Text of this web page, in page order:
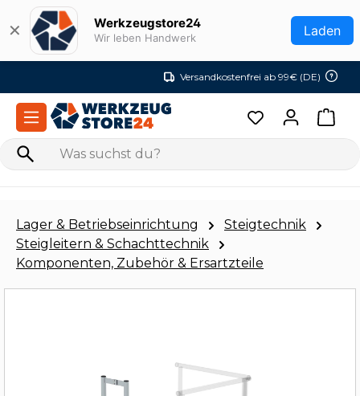
Zum Hauptinhalt springen
✕ Werkzeugstore24
Wir leben Handwerk Laden
Versandkostenfrei ab 99€ (DE)
Lager & Betriebseinrichtung
Steigtechnik
Steigleitern & Schachttechnik
Komponenten, Zubehör & Ersartzteile